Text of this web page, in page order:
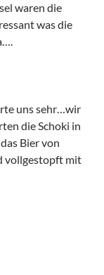
waren die
was die
uns sehr…wir
die Schoki in
Bier von
vollgestopft mit